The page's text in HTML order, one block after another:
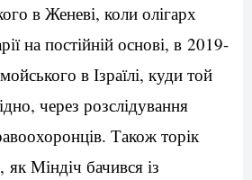
в Женеві, коли олігарх
на постійній основі, в 2019-
в Ізраїлі, куди той
через розслідування
Також торік
Міндіч бачився із